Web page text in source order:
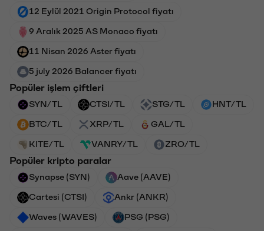
12 Eylül 2021 Origin Protocol fiyatı
9 Aralık 2025 AS Monaco fiyatı
11 Nisan 2026 Aster fiyatı
5 july 2026 Balancer fiyatı
Popüler işlem çiftleri
SYN/TL CTSI/TL STG/TL HNT/TL
BTC/TL XRP/TL GAL/TL
KITE/TL VANRY/TL ZRO/TL
Popüler kripto paralar
Synapse (SYN) Aave (AAVE)
Cartesi (CTSI) Ankr (ANKR)
Waves (WAVES) PSG (PSG)